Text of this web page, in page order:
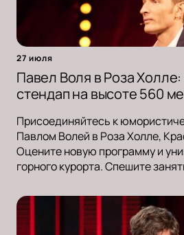
27 июля
Павел Воля в Роза
стендап на высоте 560
Присоединяйтесь к
Павлом Волей в Роза Холле,
Оцените новую программу и
горного курорта. Спешите